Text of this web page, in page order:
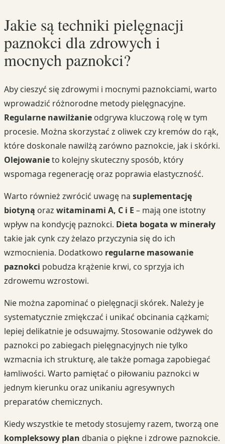
Jakie są techniki pielęgnacji
paznokci dla zdrowych i
mocnych paznokci?
Aby cieszyć się zdrowymi i mocnymi paznokciami, warto
wprowadzić różnorodne metody pielęgnacyjne.
Regularne nawilżanie odgrywa kluczową rolę w tym
procesie. Można skorzystać z oliwek czy kremów do rąk,
które doskonale nawilżą zarówno paznokcie, jak i skórki.
Olejowanieto kolejny skuteczny sposób, który
wspomaga regenerację oraz poprawia elastyczność.
Warto również zwrócić uwagę na suplementację
biotyną oraz witaminami A, C i E – mają one istotny
wpływ na kondycję paznokci. Dieta bogata w minerały
takie jak cynk czy żelazo przyczynia się do ich
wzmocnienia. Dodatkowo regularne masowanie
paznokci pobudza krążenie krwi, co sprzyja ich
zdrowemu wzrostowi.
Nie można zapominać o pielęgnacji skórek. Należy je
systematycznie zmiękczać i unikać obcinania cążkami;
lepiej delikatnie je odsuwajmy. Stosowanie odżywek do
paznokci po zabiegach pielęgnacyjnych nie tylko
wzmacnia ich strukturę, ale także pomaga zapobiegać
łamliwości. Warto pamiętać o piłowaniu paznokci w
jednym kierunku oraz unikaniu agresywnych
preparatów chemicznych.
Kiedy wszystkie te metody stosujemy razem, tworzą one
kompleksowy plan dbania o piękne i zdrowe paznokcie.